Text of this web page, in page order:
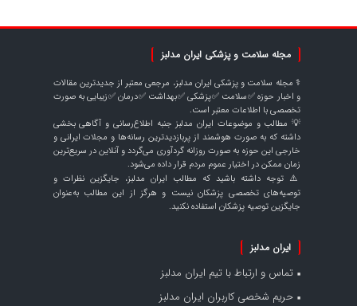
مجله سلامت و پزشکی ایران مدلبز
⚕️ مجله سلامت و پزشکی ایران مدلبز، مرجعی معتبر از جدیدترین مقالات
و اخبار حوزه ✅سلامت ✅پزشکی ✅بهداشت ✅درمان ✅زیبایی به صورت
تخصصی با اطلاعات معتبر است.
💡 مطالب و موضوعات ایران مدلبز جنبه اطلاع‌رسانی و آگاهی بخشی
داشته که به صورت هوشمند از پربازدیدترین رسانه‌ها و مجلات ایرانی و
خارجی این حوزه به صورت روزانه گردآوری می‌گردد و آنلاین در سریع‌ترین
زمان ممکن در اختیار عموم مردم قرار داده می‌شود.
⚠️ توجه داشته باشید که مطالب ایران مدلبز، جایگزین نظرات و
توصیه‌های تخصصی پزشکان نیست و هرگز از این مطالب به‌عنوان
جایگزین توصیه پزشکان استفاده نکنید.
ایران مدلبز
تماس و ارتباط با تیم ایران مدلبز
حریم شخصی کاربران ایران مدلبز